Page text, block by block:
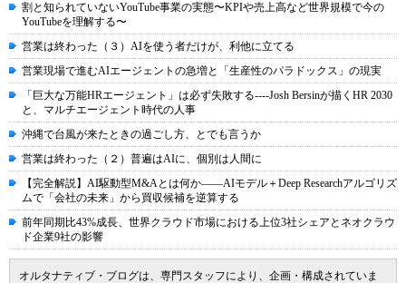
割と知られていないYouTube事業の実態〜KPIや売上高など世界規模で今の
YouTubeを理解する〜
営業は終わった（３）AIを使う者だけが、利他に立てる
営業現場で進むAIエージェントの急増と「生産性のパラドックス」の現実
「巨大な万能HRエージェント」は必ず失敗する----Josh Bersinが描くHR 2030
と、マルチエージェント時代の人事
沖縄で台風が来たときの過ごし方、とでも言うか
営業は終わった（２）普遍はAIに、個別は人間に
【完全解説】AI駆動型M&Aとは何か――AIモデル＋Deep Researchアルゴリズ
ムで「会社の未来」から買収候補を逆算する
前年同期比43%成長、世界クラウド市場における上位3社シェアとネオクラウ
ド企業9社の影響
オルタナティブ・ブログは、専門スタッフにより、企画・構成されていま